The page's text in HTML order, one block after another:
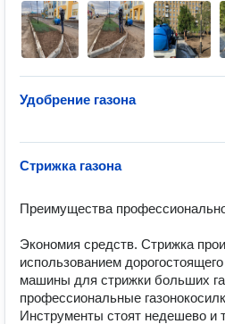
Удобрение газона
Стрижка газона
Преимущества
Экономия средств. Стрижка
использованием
машины для стрижки больших
профессиональные
Инструменты стоят недешево и